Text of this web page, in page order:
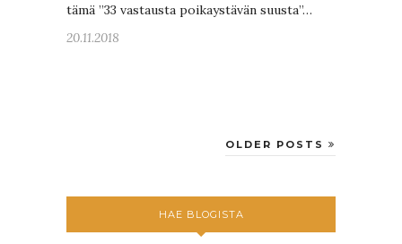
tämä ”33 vastausta poikaystävän suusta”…
20.11.2018
OLDER POSTS
HAE BLOGISTA